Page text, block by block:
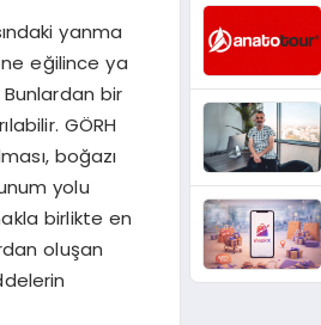
yanma
eğilince ya
bir
GÖRH
boğazı
yolu
birlikte en
oluşan